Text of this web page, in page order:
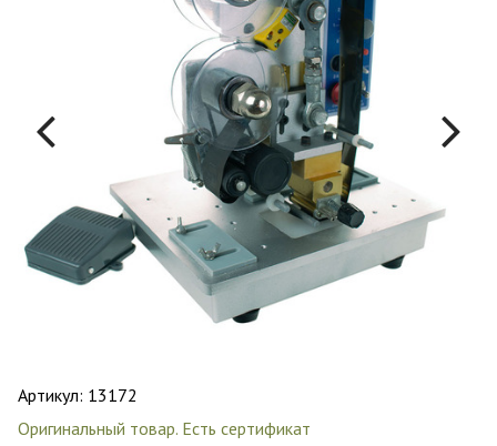
Артикул: 13172
Оригинальный товар. Есть сертификат